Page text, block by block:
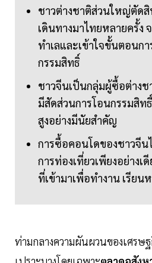
ชาวต่างชาติส่วนใหญ่ตัด
เดินทางมาไทยหลายครั้ง
ทำเลและเข้าใจขั้นตอนก
กรรมสิทธิ์
ชาวจีนเป็นกลุ่มผู้ซื้อต่าง
มีสัดส่วนการโอนกรรมสิท
สูงอย่างมีนัยสำคัญ
การซื้อคอนโดของชาวจี
การท่องเที่ยวเพียงอย่างเ
ที่เข้ามาเพื่อทำงาน เรียน
ท่ามกลางความผันผวนของเศรษ